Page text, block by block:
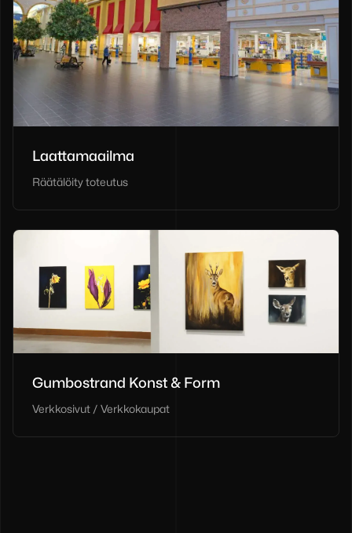
Laattamaailma
Räätälöity toteutus
Gumbostrand Konst & Form
Verkkosivut / Verkkokaupat